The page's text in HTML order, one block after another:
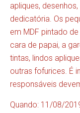
apliques,
dedicatória. Os
em MDF pintado
cara de papai, a
tintas, lindos
outras fofurices. É
responsáveis
Quando: 11/08/